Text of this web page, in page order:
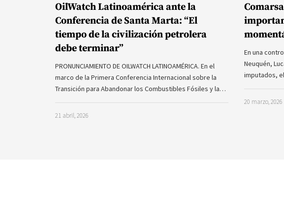
OilWatch Latinoamérica ante la
Conferencia de Santa Marta: “El
tiempo de la civilización petrolera
debe terminar”
PRONUNCIAMIENTO DE OILWATCH LATINOAMÉRICA. En el
marco de la Primera Conferencia Internacional sobre la
Transición para Abandonar los Combustibles Fósiles y la…
21 abril, 2026
En una
Neuquén,
imputados,
20 marzo, 2026